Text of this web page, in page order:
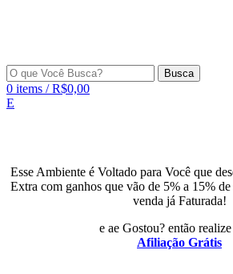
Busca
0 items / R$0,00
E
Esse Ambiente é Voltado para Você que
Extra com ganhos que vão de 5% a 15%
venda já Faturada!
e ae Gostou? então realize
Afiliação Grátis